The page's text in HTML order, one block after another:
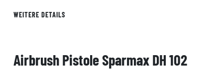
WEITERE DETAILS
Airbrush Pistole Sparmax DH 102